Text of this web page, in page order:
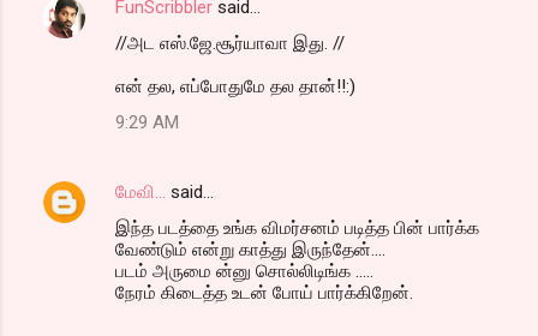
FunScribbler said…
//அட எஸ்.ஜே.சூர்யாவா இது. //
என் தல, எப்போதுமே தல தான்!!:)
9:29 AM
மேவி...
said…
இந்த படத்தை உங்க விமர்சனம் படித்த பின் பார்க்க
வேண்டும் என்று காத்து இருந்தேன்....
படம் அருமை ன்னு சொல்லிடிங்க .....
நேரம் கிடைத்த உடன் போய் பார்க்கிறேன்.